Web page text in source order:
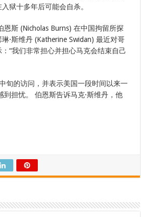
狱十多年后可能会自杀。
恩斯 (Nicholas Burns) 在中国拘留所探
·斯维丹 (Katherine Swidan) 最近对哥
“我们非常担心并担心马克会结束自己
旬的访问，并表示美国一段时间以来一
到担忧。 伯恩斯告诉马克·斯维丹，他